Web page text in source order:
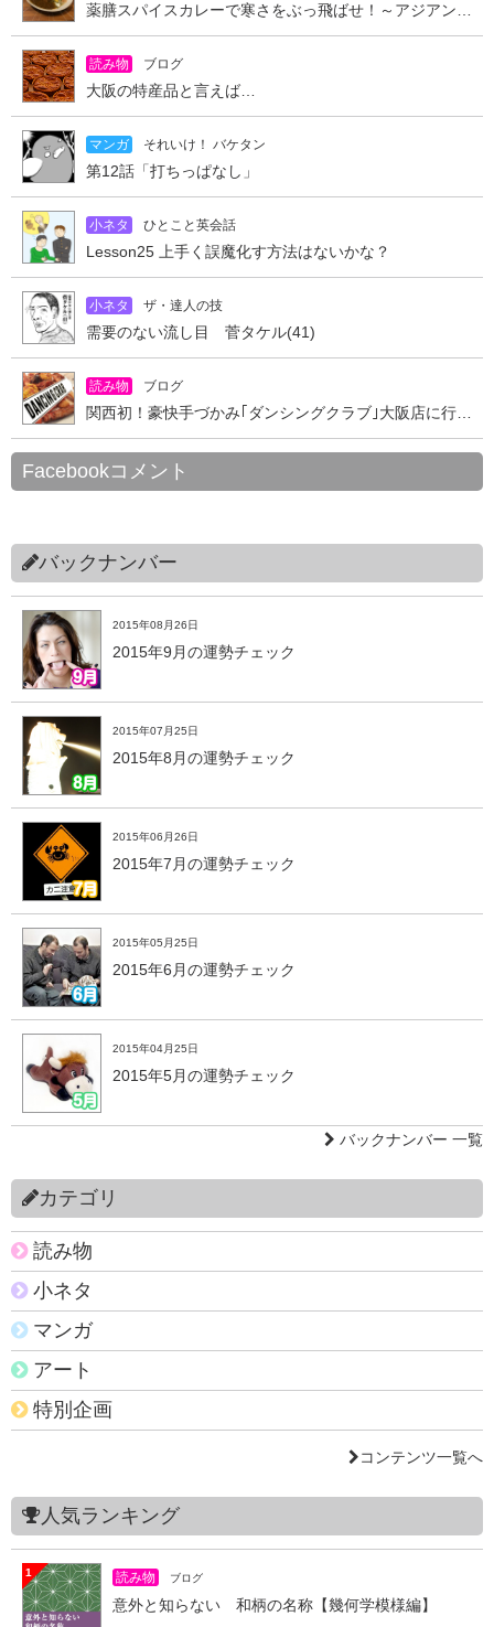
読み物 ブログ
大阪の特産品と言えば…
マンガ それいけ！ バケタン
第12話「打ちっぱなし」
小ネタ ひとこと英会話
Lesson25 上手く誤魔化す方法はないかな？
小ネタ ザ・達人の技
需要のない流し目 菅タケル(41)
読み物 ブログ
Facebookコメント
バックナンバー
2015年08月26日
2015年9月の運勢チェック
2015年07月25日
2015年8月の運勢チェック
2015年06月26日
2015年7月の運勢チェック
2015年05月25日
2015年6月の運勢チェック
2015年04月25日
2015年5月の運勢チェック
バックナンバー 一覧
カテゴリ
読み物
小ネタ
マンガ
アート
特別企画
コンテンツ一覧へ
人気ランキング
1 読み物 ブログ
意外と知らない 和柄の名称【幾何学模様編】